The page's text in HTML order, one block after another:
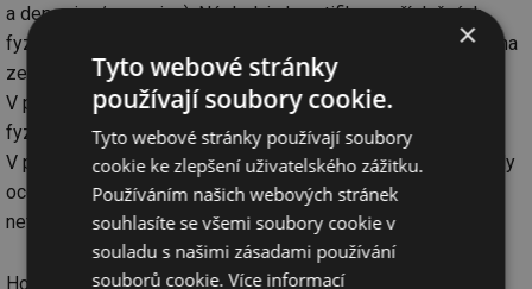
a depozice/expozice). Následuje kvantifikace příslušných
fyzických dopadů na lidské zdraví (úmrtnost a nemocnost), na
zemědělskou úrodu, stavební materiály a ekosystémy.
V poslední řadě jsou vypočteny ekonomické náklady, kdy
fyzické dopady jsou oceněny v peněžních jednotkách.
V případě statků a služeb obchodovaných na trhu jsou dopady
oceněny pomocí tržních cen, u netržních statků s využitím
netržních metod oceňování.
Hodnocení externích nákladů jednotlivých variant postupu
×
Tyto webové stránky
používají soubory cookie.
Tyto webové stránky používají soubory
cookie ke zlepšení uživatelského zážitku.
Používáním našich webových stránek
souhlasíte se všemi soubory cookie v
souladu s našimi zásadami používání
souborů cookie.Více informací